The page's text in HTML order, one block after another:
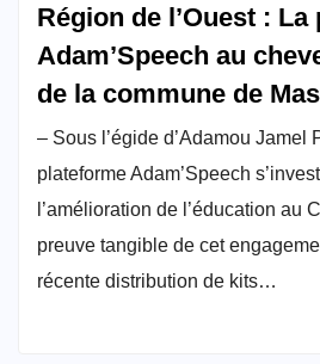
Région de l’Ouest :
Adam’Speech au
de la commune de
– Sous l’égide d’Adamou Jamel
plateforme Adam’Speech
l’amélioration de l’éducation au
preuve tangible de cet
récente distribution de kits…